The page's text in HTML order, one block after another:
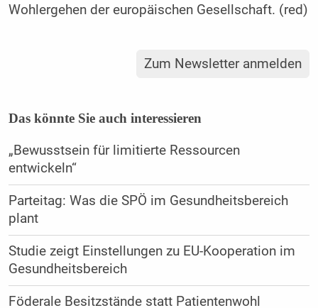
Wohlergehen der europäischen Gesellschaft. (red)
Zum Newsletter anmelden
Das könnte Sie auch interessieren
„Bewusstsein für limitierte Ressourcen
entwickeln“
Parteitag: Was die SPÖ im Gesundheitsbereich
plant
Studie zeigt Einstellungen zu EU-Kooperation im
Gesundheitsbereich
Föderale Besitzstände statt Patientenwohl